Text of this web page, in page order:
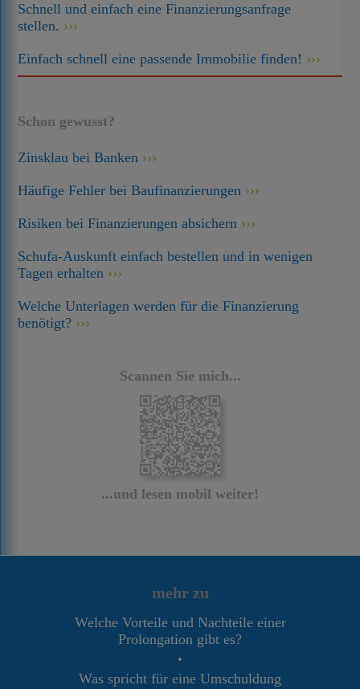
Schnell und einfach eine Finanzierungsanfrage
stellen.
Einfach schnell eine passende Immobilie finden!
Schon gewusst?
Zinsklau bei Banken
Häufige Fehler bei Baufinanzierungen
Risiken bei Finanzierungen absichern
Schufa-Auskunft einfach bestellen und in wenigen
Tagen erhalten
Welche Unterlagen werden für die Finanzierung
benötigt?
Scannen Sie mich...
...und lesen mobil weiter!
mehr zu
Welche Vorteile und Nachteile einer
Prolongation gibt es?
•
Was spricht für eine Umschuldung